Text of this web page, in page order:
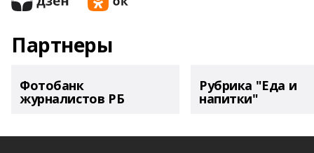
Партнеры
Фотобанк
журналистов РБ
Рубрика "Еда и
напитки"